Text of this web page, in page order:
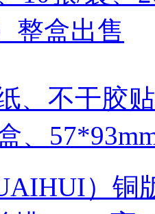
、不干胶
、